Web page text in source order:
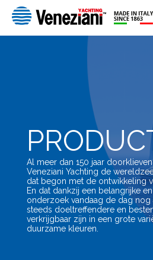
Al meer dan 150 jaar
Veneziani Yachting de
dat begon met de ontwikkeling
En dat dankzij een belangrijke
onderzoek vandaag de dag
steeds doeltreffendere en
verkrijgbaar zijn in een grote
duurzame kleuren.